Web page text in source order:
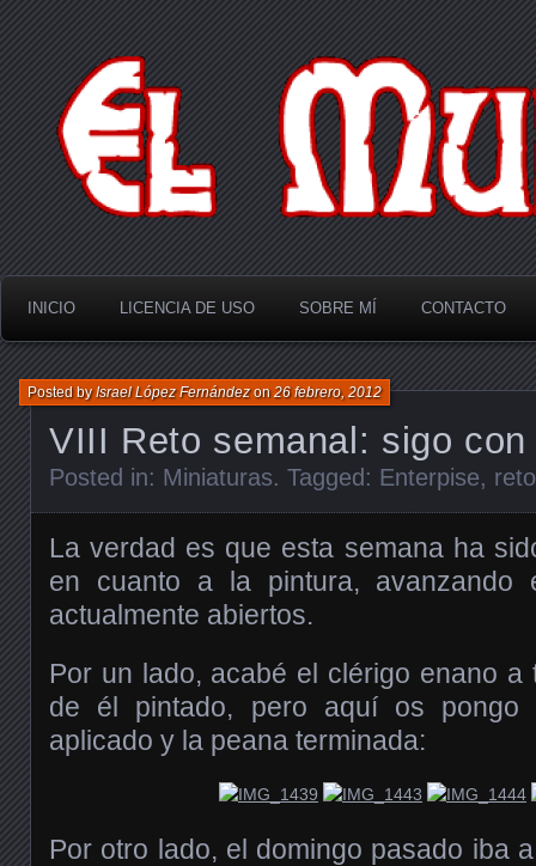
El Multiverso
INICIO LICENCIA DE USO SOBRE MÍ CONTACTO
VIII Reto semanal: sigo
Posted byIsrael López Fernándezon26 febrero, 2012
Posted in: Miniaturas. Tagged: Enterpise,
La verdad es que esta semana ha
en cuanto a la pintura, avanzando
actualmente abiertos.
Por un lado, acabé el clérigo enano a
de él pintado, pero aquí os pongo
aplicado y la peana terminada:
Por otro lado, el domingo pasado iba